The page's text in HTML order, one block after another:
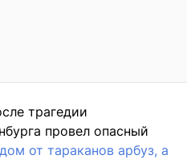
трагедии
провел опасный
от тараканов арбуз, а